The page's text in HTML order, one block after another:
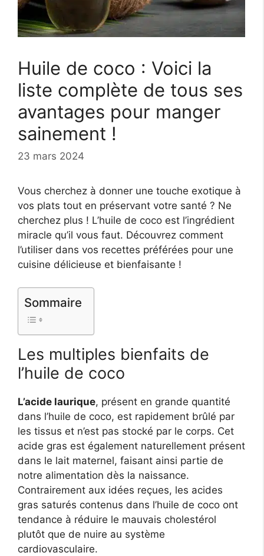
Huile de coco : Voici la
liste complète de tous ses
avantages pour manger
sainement !
23 mars 2024
Vous cherchez à donner une touche exotique à
vos plats tout en préservant votre santé ? Ne
cherchez plus ! L’huile de coco est l’ingrédient
miracle qu’il vous faut. Découvrez comment
l’utiliser dans vos recettes préférées pour une
cuisine délicieuse et bienfaisante !
Sommaire
Les multiples bienfaits de
l’huile de coco
L’acide laurique, présent en grande quantité
dans l’huile de coco, est rapidement brûlé par
les tissus et n’est pas stocké par le corps. Cet
acide gras est également naturellement présent
dans le lait maternel, faisant ainsi partie de
notre alimentation dès la naissance.
Contrairement aux idées reçues, les acides
gras saturés contenus dans l’huile de coco ont
tendance à réduire le mauvais cholestérol
plutôt que de nuire au système
cardiovasculaire.